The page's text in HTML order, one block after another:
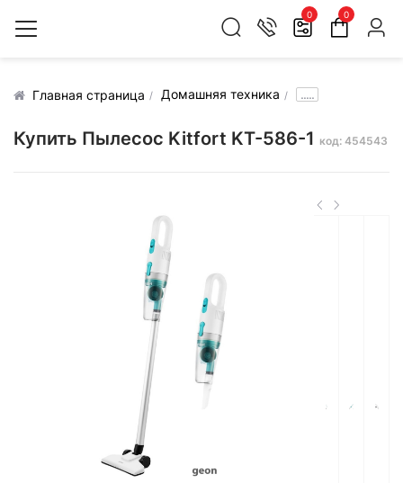
0 0
Главная страница Домашняя техника .....
Купить Пылесос Kitfort KT-586-1 код: 454543